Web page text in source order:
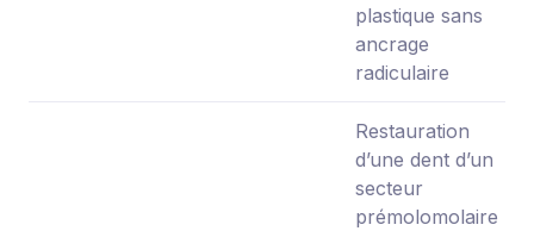
plastique sans
ancrage
radiculaire
Restauration
d’une dent d’un
secteur
prémolomolaire